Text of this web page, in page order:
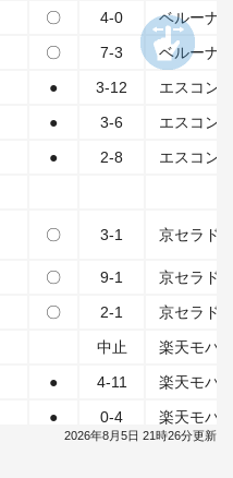
〇 4-0
ベルーナ
〇 7-3
ベルーナ
● 3-12
エスコン
● 3-6
エスコン
● 2-8
エスコン
〇 3-1 京セラド
〇 9-1
京セラド
〇 2-1
京セラド
中止
楽天モバ
● 4-11
楽天モバ
● 0-4
楽天モバ
2026年8月5日 21時26分更新